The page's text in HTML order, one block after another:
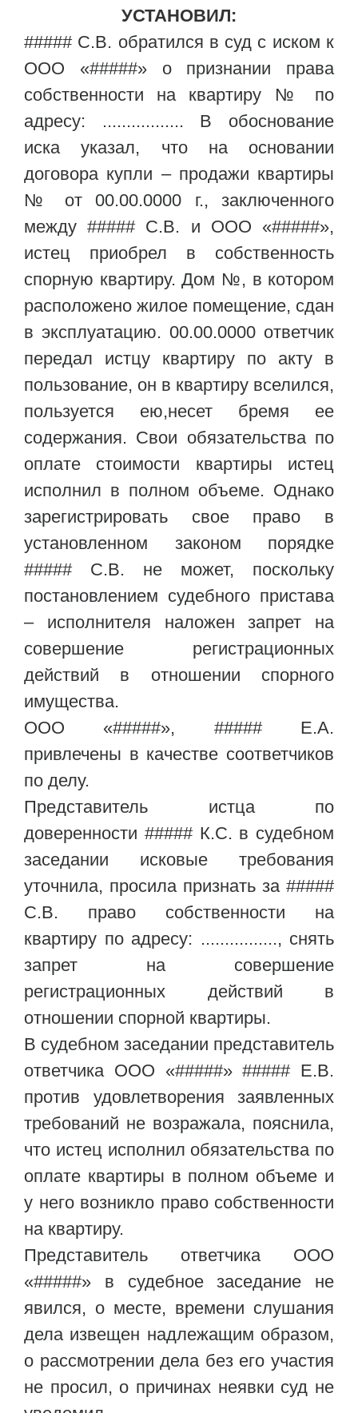
УСТАНОВИЛ:
##### С.В. обратился в суд с иском к
ООО «#####» о признании права
собственности на квартиру № по
адресу: ................. В обоснование
иска указал, что на основании
договора купли – продажи квартиры
№ от 00.00.0000 г., заключенного
между ##### С.В. и ООО «#####»,
истец приобрел в собственность
спорную квартиру. Дом №, в котором
расположено жилое помещение, сдан
в эксплуатацию. 00.00.0000 ответчик
передал истцу квартиру по акту в
пользование, он в квартиру вселился,
пользуется ею,несет бремя ее
содержания. Свои обязательства по
оплате стоимости квартиры истец
исполнил в полном объеме. Однако
зарегистрировать свое право в
установленном законом порядке
##### С.В. не может, поскольку
постановлением судебного пристава
– исполнителя наложен запрет на
совершение регистрационных
действий в отношении спорного
имущества.
ООО «#####», ##### Е.А.
привлечены в качестве соответчиков
по делу.
Представитель истца по
доверенности ##### К.С. в судебном
заседании исковые требования
уточнила, просила признать за #####
С.В. право собственности на
квартиру по адресу: ................, снять
запрет на совершение
регистрационных действий в
отношении спорной квартиры.
В судебном заседании представитель
ответчика ООО «#####» ##### Е.В.
против удовлетворения заявленных
требований не возражала, пояснила,
что истец исполнил обязательства по
оплате квартиры в полном объеме и
у него возникло право собственности
на квартиру.
Представитель ответчика ООО
«#####» в судебное заседание не
явился, о месте, времени слушания
дела извещен надлежащим образом,
о рассмотрении дела без его участия
не просил, о причинах неявки суд не